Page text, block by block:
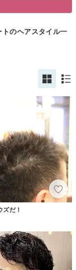
のヘアスタイル一
ズだ！